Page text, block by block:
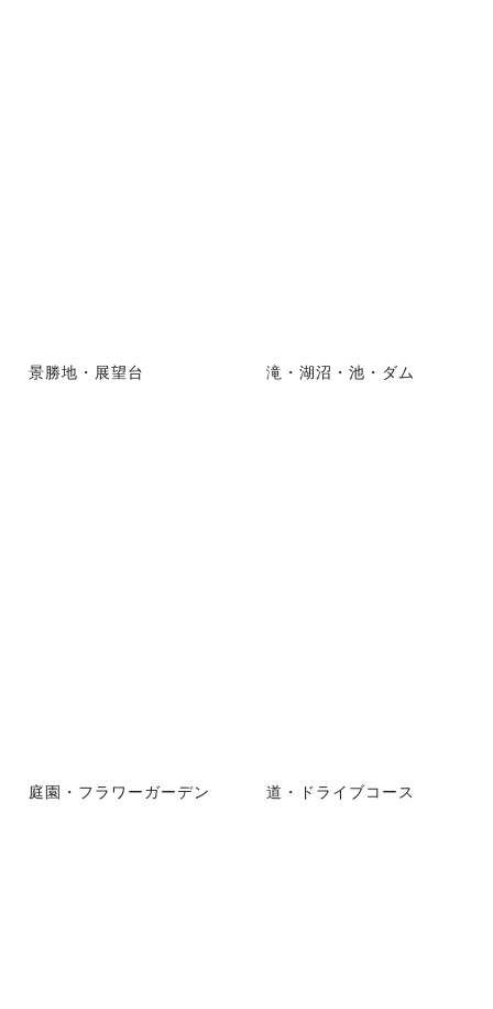
景勝地・展望台 滝・湖沼・池・ダム
庭園・フラワーガーデン 道・ドライブコース